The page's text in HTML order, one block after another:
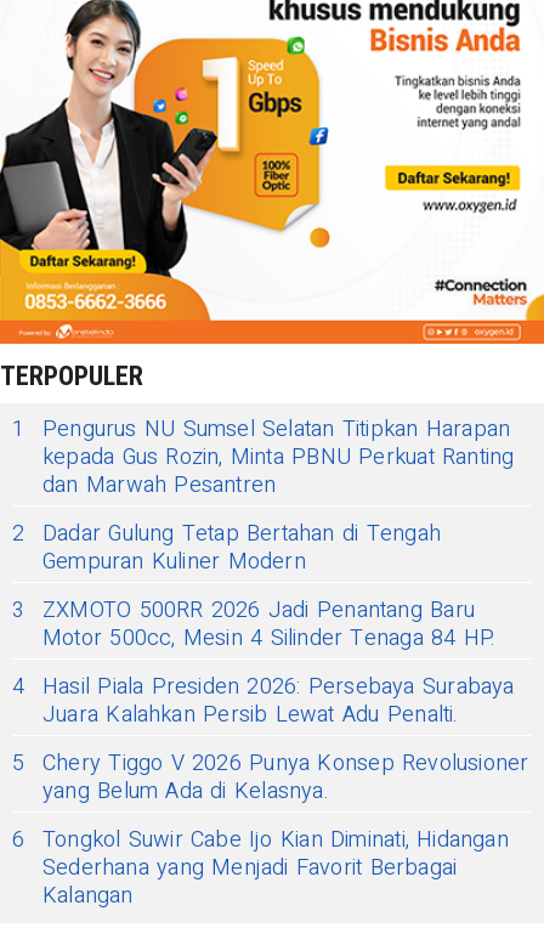
TERPOPULER
1
Pengurus NU Sumsel Selatan Titipkan Harapan
kepada Gus Rozin, Minta PBNU Perkuat Ranting
dan Marwah Pesantren
2
Dadar Gulung Tetap Bertahan di Tengah
Gempuran Kuliner Modern
3
ZXMOTO 500RR 2026 Jadi Penantang Baru
Motor 500cc, Mesin 4 Silinder Tenaga 84 HP.
4 Hasil Piala Presiden 2026: Persebaya Surabaya
Juara Kalahkan Persib Lewat Adu Penalti.
5 Chery Tiggo V 2026 Punya Konsep Revolusioner
yang Belum Ada di Kelasnya.
6 Tongkol Suwir Cabe Ijo Kian Diminati, Hidangan
Sederhana yang Menjadi Favorit Berbagai
Kalangan